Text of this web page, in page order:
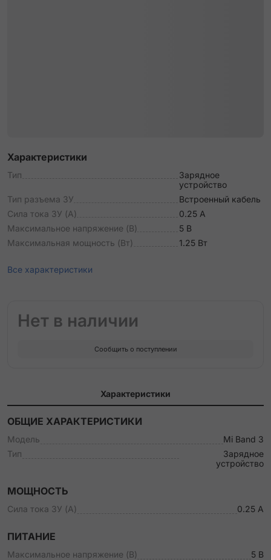
Характеристики
Тип
Зарядное
устройство
Тип разъема ЗУ
Встроенный кабель
Сила тока ЗУ (А)
0.25 А
Максимальное напряжение (В)
5 В
Максимальная мощность (Вт)
1.25 Вт
Все характеристики
Нет в наличии
Сообщить о поступлении
Характеристики
ОБЩИЕ ХАРАКТЕРИСТИКИ
Модель
Mi Band 3
Тип
Зарядное
устройство
МОЩНОСТЬ
Сила тока ЗУ (А) 0.25 А
ПИТАНИЕ
Максимальное напряжение (В)
5 В